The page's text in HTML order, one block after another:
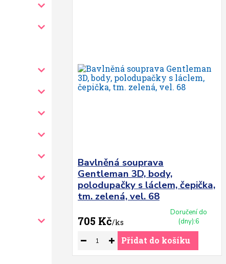
Bavlněná souprava
Gentleman 3D, body,
polodupačky s láclem, čepička,
tm. zelená, vel. 68
705 Kč/ks
Doručení do
(dny):6
Přidat do košíku